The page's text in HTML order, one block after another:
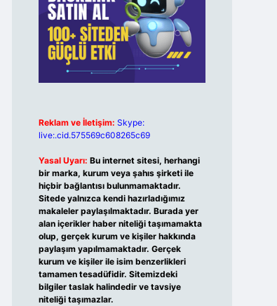
Reklam ve İletişim: Skype:
live:.cid.575569c608265c69
Yasal Uyarı: Bu internet sitesi, herhangi
bir marka, kurum veya şahıs şirketi ile
hiçbir bağlantısı bulunmamaktadır.
Sitede yalnızca kendi hazırladığımız
makaleler paylaşılmaktadır. Burada yer
alan içerikler haber niteliği taşımamakta
olup, gerçek kurum ve kişiler hakkında
paylaşım yapılmamaktadır. Gerçek
kurum ve kişiler ile isim benzerlikleri
tamamen tesadüfidir. Sitemizdeki
bilgiler taslak halindedir ve tavsiye
niteliği taşımazlar.